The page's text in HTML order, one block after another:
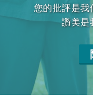
您的批評是我
讚美是